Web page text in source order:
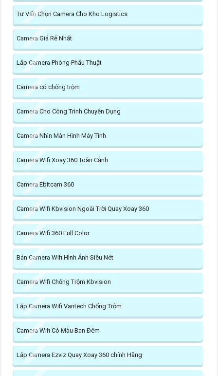
Tư Vấn Chọn Camera Cho Kho Logistics
Camera Giá Rẻ Nhất
Lắp Camera Phòng Phẩu Thuật
Camera có chống trộm
Camera Cho Công Trình Chuyên Dụng
Camera Nhìn Màn Hình Máy Tính
Camera Wifi Xoay 360 Toàn Cảnh
Camera Ebitcam 360
Camera Wifi Kbvision Ngoài Trời Quay Xoay 360
Camera Wifi 360 Full Color
Bán Camera Wifi Hình Ảnh Siêu Nét
Camera Wifi Chống Trộm Kbvision
Lăp Camera Wifi Vantech Chống Trộm
Camera Wifi Có Màu Ban Đêm
Lắp Camera Ezviz Quay Xoay 360 chính Hãng